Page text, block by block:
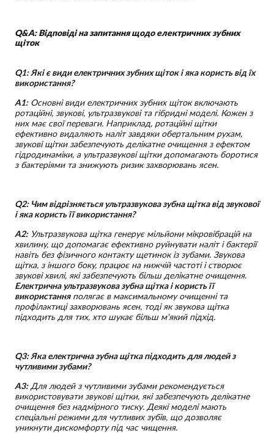
Q&A: Відповіді на запитання щодо електричних зубних
щіток
Q1: Які є види електричних зубних щіток і яка користь від їх
використання?
A1:Основні види електричних зубних щіток включають
ротаційні, звукові, ультразвукові та гібридні моделі. Кожен з
них має свої переваги. Наприклад, ротаційні щітки
ефективно видаляють наліт завдяки обертальним рухам,
звукові щітки забезпечують делікатне очищення з ефектом
гідродинаміки, а ультразвукові щітки допомагають боротися
з бактеріями та знижують ризик захворювань ясен.
Q2: Чим відрізняється ультразвукова зубна щітка від звукової
і яка користь її використання?
A2:Ультразвукова щітка генерує мільйони мікровібрацій на
хвилину, що допомагає ефективно руйнувати наліт і бактерії
навіть без фізичного контакту щетинок із зубами. Звукова
щітка, з іншого боку, працює на нижчій частоті і створює
звукові хвилі, які забезпечують більш делікатне очищення.
Електрична ультразвукова зубна щітка і користь її
використанняполягає в максимальному очищенні та
профілактиці захворювань ясен, тоді як звукова щітка
підходить для тих, хто шукає більш м'який підхід.
Q3: Яка електрична зубна щітка підходить для людей з
чутливими зубами?
A3:Для людей з чутливими зубами рекомендується
використовувати звукові щітки, які забезпечують делікатне
очищення без надмірного тиску. Деякі моделі мають
спеціальні режими для чутливих зубів, що дозволяє
уникнути дискомфорту під час чищення.